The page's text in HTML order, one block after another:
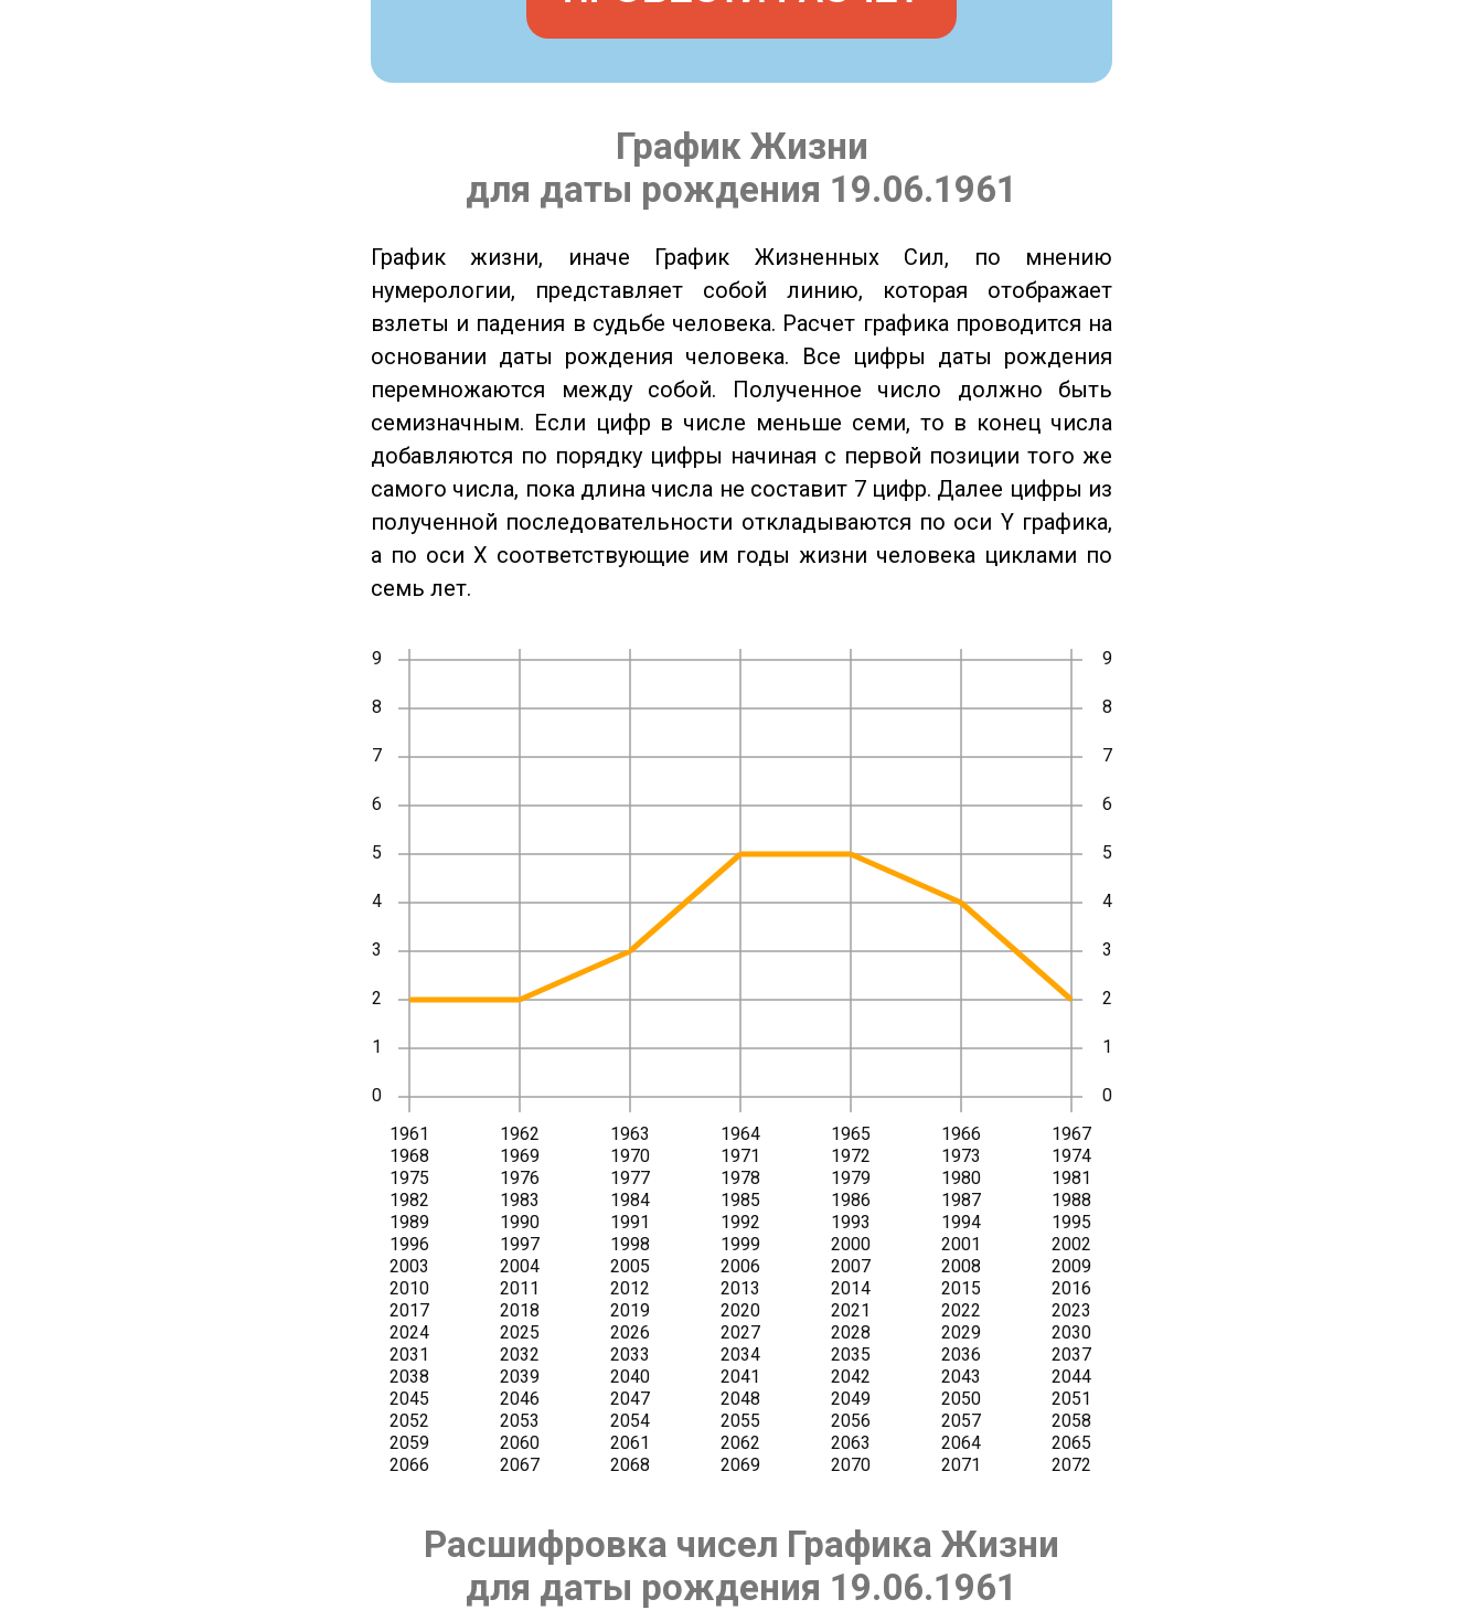
График Жизни
для даты рождения 19.06.1961
График жизни, иначе График Жизненных Сил, по мнению
нумерологии, представляет собой линию, которая отображает
взлеты и падения в судьбе человека. Расчет графика проводится на
основании даты рождения человека. Все цифры даты рождения
перемножаются между собой. Полученное число должно быть
семизначным. Если цифр в числе меньше семи, то в конец числа
добавляются по порядку цифры начиная с первой позиции того же
самого числа, пока длина числа не составит 7 цифр. Далее цифры из
полученной последовательности откладываются по оси Y графика,
а по оси X соответствующие им годы жизни человека циклами по
семь лет.
Расшифровка чисел Графика Жизни
для даты рождения 19.06.1961